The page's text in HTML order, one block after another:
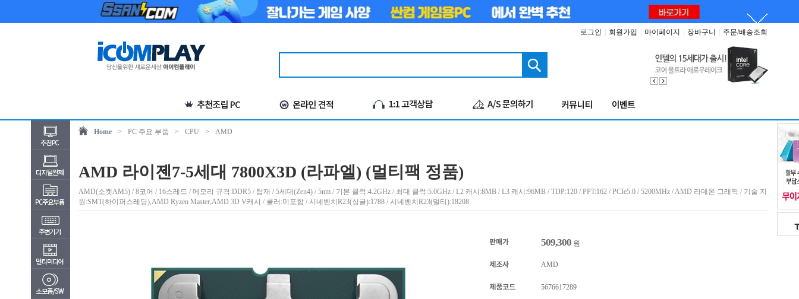
로그인 회원가입 마이페이지 장바구니 주문/배송조회
Home > PC 주요 부품 > CPU > AMD
AMD 라이젠7-5세대 7800X3D (라파엘) (멀티팩 정품)
AMD(소켓AM5) / 8코어 / 16스레드 / 메모리 규격:DDR5 / 탑재 / 5세대(Zen4) / 5nm / 기본 클럭:4.2GHz / 최대 클럭:5.0GHz / L2 캐시:8MB / L3 캐시:96MB / TDP:120 / PPT:162 / PCIe5.0 / 5200MHz / AMD 라데온 그래픽 / 기술 지
원:SMT(하이퍼스레딩),AMD Ryzen Master,AMD 3D V캐시 / 쿨러:미포함 / 시네벤치R23(싱글):1788 / 시네벤치R23(멀티):18208
판매가 509,300 원
제조사 AMD
제품코드 5676617289